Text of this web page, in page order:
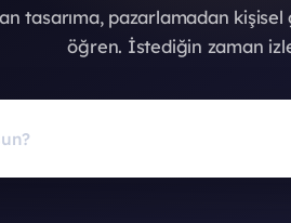
kategoride en iyileri sen seç.
tasarıma, pazarlamadan
öğren. İstediğin zaman